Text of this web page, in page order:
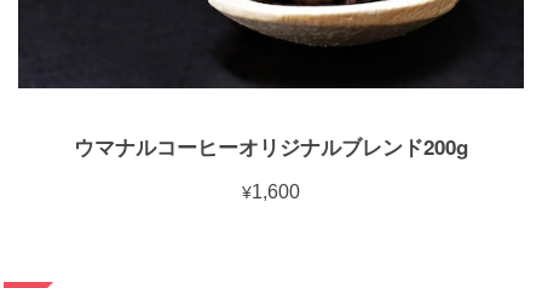
ウマナルコーヒーオリジナルブレンド200g
¥1,600